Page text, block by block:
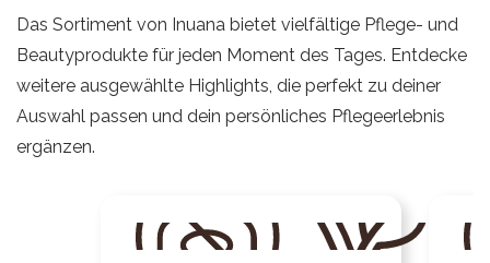
Das Sortiment von Inuana bietet vielfältige Pflege- und
Beautyprodukte für jeden Moment des Tages. Entdecke
weitere ausgewählte Highlights, die perfekt zu deiner
Auswahl passen und dein persönliches Pflegeerlebnis
ergänzen.